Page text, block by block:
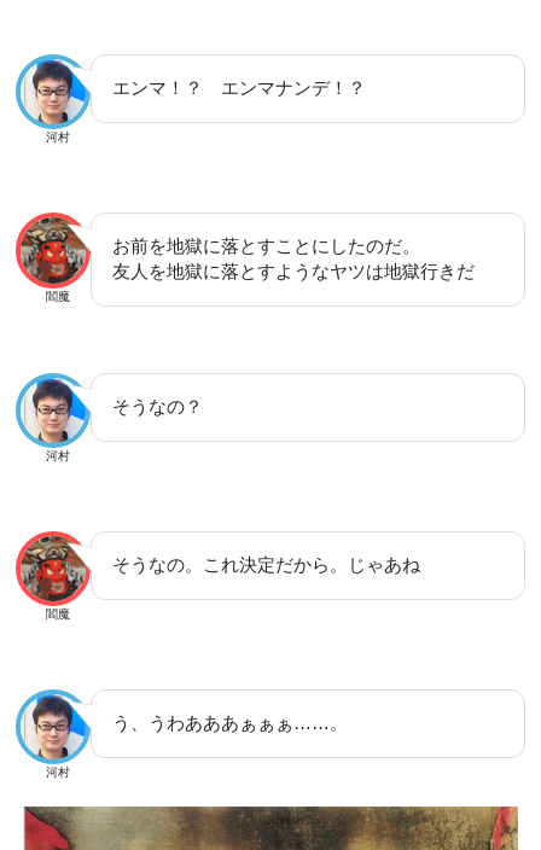
河村
エンマ！？ エンマナンデ！？
閻魔
お前を地獄に落とすことにしたのだ。
友人を地獄に落とすようなヤツは地獄行きだ
河村
そうなの？
閻魔
そうなの。これ決定だから。じゃあね
河村
う、うわあああぁぁぁ……。